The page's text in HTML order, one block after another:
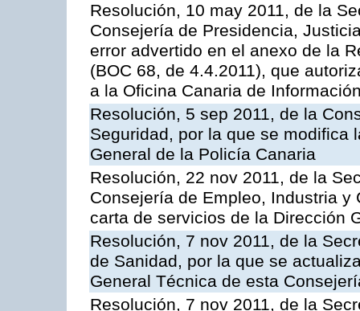
Resolución, 10 may 2011, de la
Consejería de Presidencia,
error advertido en el anexo de la
(BOC 68, de 4.4.2011), que
a la Oficina Canaria de
Resolución, 5 sep 2011, de la
Seguridad, por la que se modifica
General de la Policía Canaria
Resolución, 22 nov 2011, de la
Consejería de Empleo, Industria
carta de servicios de la Dirección
Resolución, 7 nov 2011, de la
de Sanidad, por la que se
General Técnica de esta
Resolución, 7 nov 2011, de la